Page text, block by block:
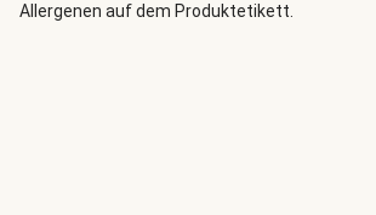
Allergenen auf dem Produktetikett.